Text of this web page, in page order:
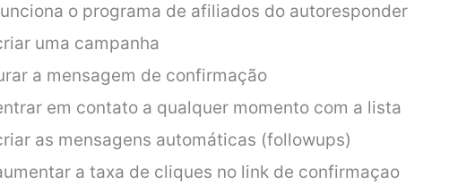
o programa de afiliados do autoresponder
uma campanha
a mensagem de confirmação
em contato a qualquer momento com a lista
as mensagens automáticas (followups)
a taxa de cliques no link de confirmaçao